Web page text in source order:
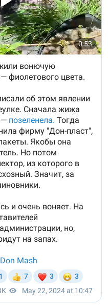
следователей пало на
которого Мутаев
Предполагается, что
решил отомстить.
года на Мутаева
Тогда
выстрелил в
пистолета, а боец